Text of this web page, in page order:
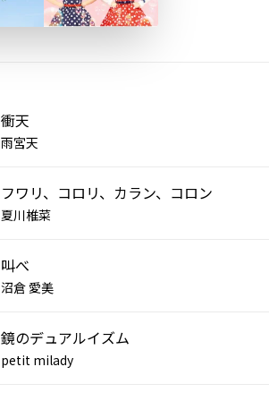
衝天
雨宮天
フワリ、コロリ、カラン、コロン
夏川椎菜
叫べ
沼倉 愛美
鏡のデュアルイズム
petit milady